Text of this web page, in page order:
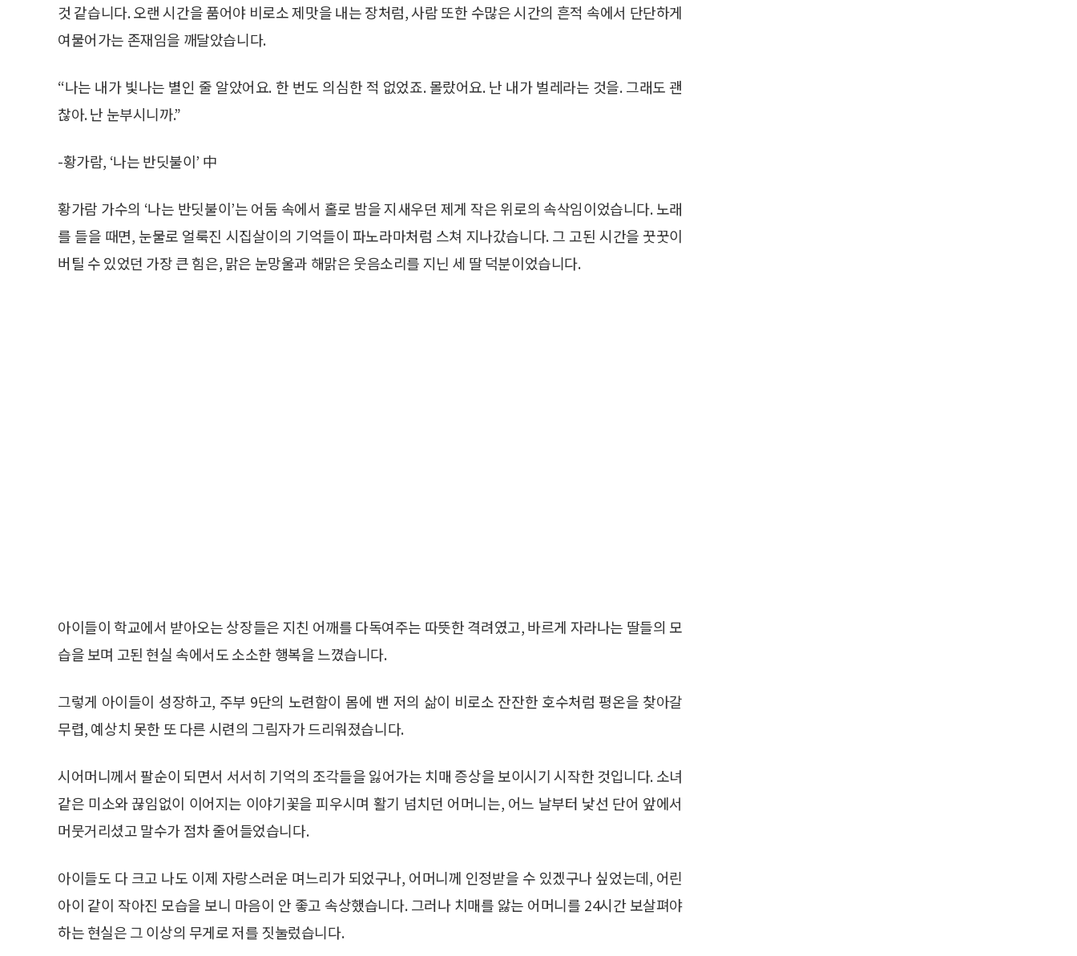
것 같습니다. 오랜 시간을 품어야 비로소 제맛을 내는 장처럼, 사람 또한 수많은 시간의 흔적 속에서 단단하게
여물어가는 존재임을 깨달았습니다.
“나는 내가 빛나는 별인 줄 알았어요. 한 번도 의심한 적 없었죠. 몰랐어요. 난 내가 벌레라는 것을. 그래도 괜
찮아. 난 눈부시니까.”
-황가람, ‘나는 반딧불이’ 中
황가람 가수의 ‘나는 반딧불이’는 어둠 속에서 홀로 밤을 지새우던 제게 작은 위로의 속삭임이었습니다. 노래
를 들을 때면, 눈물로 얼룩진 시집살이의 기억들이 파노라마처럼 스쳐 지나갔습니다. 그 고된 시간을 꿋꿋이
버틸 수 있었던 가장 큰 힘은, 맑은 눈망울과 해맑은 웃음소리를 지닌 세 딸 덕분이었습니다.
아이들이 학교에서 받아오는 상장들은 지친 어깨를 다독여주는 따뜻한 격려였고, 바르게 자라나는 딸들의 모
습을 보며 고된 현실 속에서도 소소한 행복을 느꼈습니다.
그렇게 아이들이 성장하고, 주부 9단의 노련함이 몸에 밴 저의 삶이 비로소 잔잔한 호수처럼 평온을 찾아갈
무렵, 예상치 못한 또 다른 시련의 그림자가 드리워졌습니다.
시어머니께서 팔순이 되면서 서서히 기억의 조각들을 잃어가는 치매 증상을 보이시기 시작한 것입니다. 소녀
같은 미소와 끊임없이 이어지는 이야기꽃을 피우시며 활기 넘치던 어머니는, 어느 날부터 낯선 단어 앞에서
머뭇거리셨고 말수가 점차 줄어들었습니다.
아이들도 다 크고 나도 이제 자랑스러운 며느리가 되었구나, 어머니께 인정받을 수 있겠구나 싶었는데, 어린
아이 같이 작아진 모습을 보니 마음이 안 좋고 속상했습니다. 그러나 치매를 앓는 어머니를 24시간 보살펴야
하는 현실은 그 이상의 무게로 저를 짓눌렀습니다.